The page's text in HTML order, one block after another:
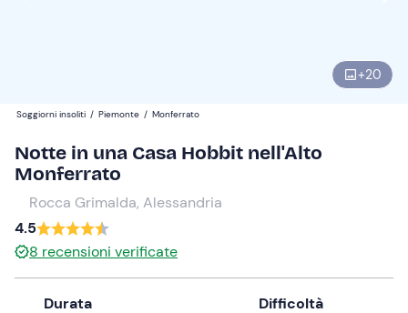
+20
calendar
and
select
date.
Press
the
question
mark
160 €
1
Soggiorni insoliti / Piemonte / Monferrato
Notte in una Casa Hobbit nell'Alto
Monferrato
Rocca Grimalda, Alessandria
4.5
8 recensioni verificate
Durata
Difficoltà